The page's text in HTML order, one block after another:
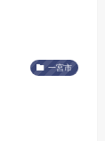
一宮市